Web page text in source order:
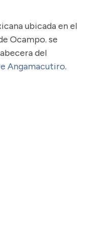
ubicada en el
Ocampo. se
del
Angamacutiro.